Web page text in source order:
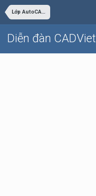
Lớp AutoCAD Cơ bản trực tuyến
Diễn đàn CADViet